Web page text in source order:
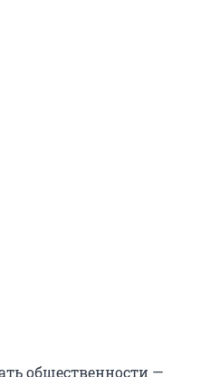
общественности —